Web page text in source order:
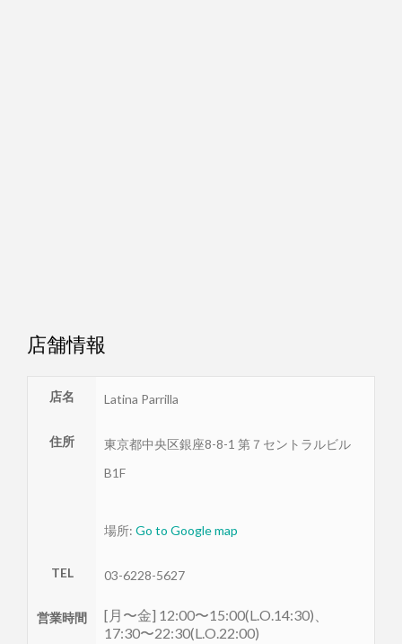
店舗情報
店名 Latina Parrilla
住所 東京都中央区銀座8-8-1 第７セントラルビル
B1F
場所: Go to Google map
TEL 03-6228-5627
営業時間
[月〜金] 12:00〜15:00(L.O.14:30)、
17:30〜22:30(L.O.22:00)